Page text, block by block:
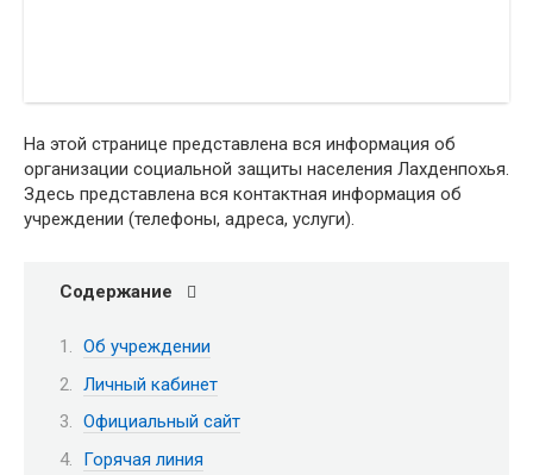
На этой странице представлена вся информация об
организации социальной защиты населения Лахденпохья.
Здесь представлена вся контактная информация об
учреждении (телефоны, адреса, услуги).
Содержание
Об учреждении
Личный кабинет
Официальный сайт
Горячая линия